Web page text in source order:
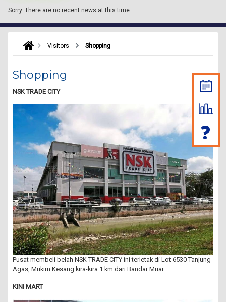
Sorry. There are no recent news at this time.
Visitors Shopping
Shopping
NSK TRADE CITY
Pusat membeli belah NSK TRADE CITY ini terletak di Lot 6530 Tanjung
Agas, Mukim Kesang kira-kira 1 km dari Bandar Muar.
KINI MART